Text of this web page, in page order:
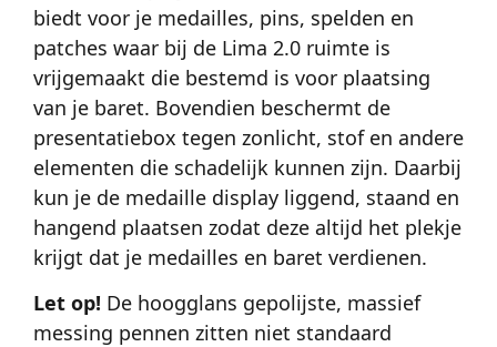
biedt voor je medailles, pins, spelden en
patches waar bij de Lima 2.0 ruimte is
vrijgemaakt die bestemd is voor plaatsing
van je baret. Bovendien beschermt de
presentatiebox tegen zonlicht, stof en andere
elementen die schadelijk kunnen zijn. Daarbij
kun je de medaille display liggend, staand en
hangend plaatsen zodat deze altijd het plekje
krijgt dat je medailles en baret verdienen.
Let op! De hoogglans gepolijste, massief
messing pennen zitten niet standaard